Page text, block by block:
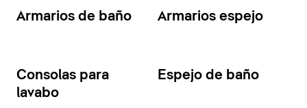
Armarios de baño Armarios espejo
Consolas para
lavabo
Espejo de baño